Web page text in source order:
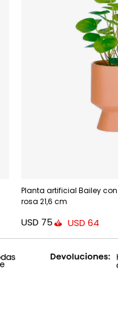
Planta artificial Bailey
rosa 21,6 cm
USD 75 USD 64